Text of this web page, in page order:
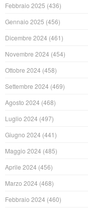
Febbraio 2025 (436)
Gennaio 2025 (456)
Dicembre 2024 (461)
Novembre 2024 (454)
Ottobre 2024 (458)
Settembre 2024 (469)
Agosto 2024 (468)
Luglio 2024 (497)
Giugno 2024 (441)
Maggio 2024 (485)
Aprile 2024 (456)
Marzo 2024 (468)
Febbraio 2024 (460)